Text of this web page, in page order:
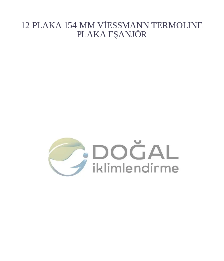
12 PLAKA 154 MM VİESSMANN TERMOLINE
PLAKA EŞANJÖR